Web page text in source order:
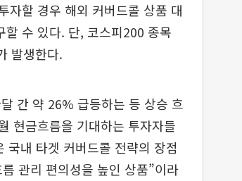
자할 경우 해외 커버드콜 상품 대
할 수 있다. 단, 코스피200 종목
발생한다.
간 약 26% 급등하는 등 상승 흐
현금흐름을 기대하는 투자자들
국내 타겟 커버드콜 전략의 장점
관리 편의성을 높인 상품”이라